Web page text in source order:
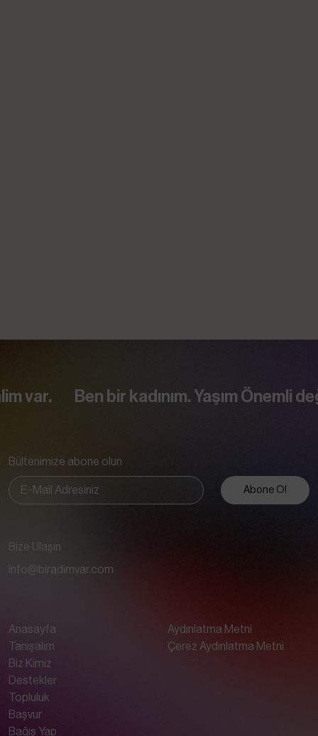
Önemli değil, İnsanım. Önümde koca
Bültenimize abone olun
Abone Ol
Bize Ulaşın
info@biradimvar.com
Anasayfa
Tanışalım
Biz Kimiz
Destekler
Topluluk
Başvur
Bağış Yap
Aydınlatma Metni
Çerez Aydınlatma Metni